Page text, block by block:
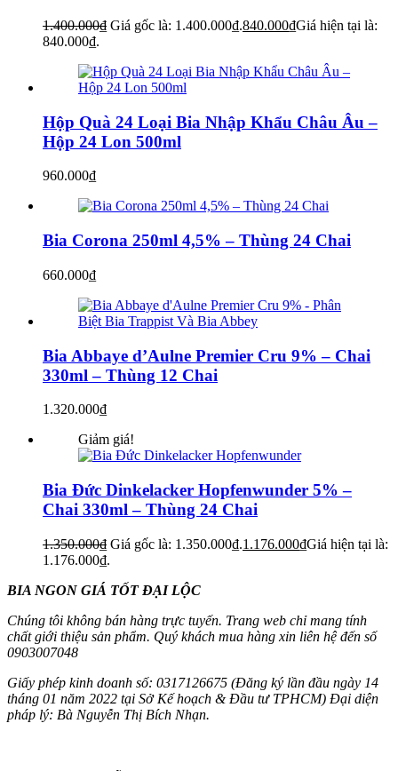
1.400.000₫ Giá gốc là: 1.400.000₫.840.000₫Giá hiện tại là:
840.000₫.
Hộp Quà 24 Loại Bia Nhập Khẩu Châu Âu –
Hộp 24 Lon 500ml
960.000₫
Bia Corona 250ml 4,5% – Thùng 24 Chai
660.000₫
Bia Abbaye d’Aulne Premier Cru 9% – Chai
330ml – Thùng 12 Chai
1.320.000₫
Giảm giá!
Bia Đức Dinkelacker Hopfenwunder 5% –
Chai 330ml – Thùng 24 Chai
1.350.000₫ Giá gốc là: 1.350.000₫.1.176.000₫Giá hiện tại là:
1.176.000₫.
BIA NGON GIÁ TỐT ĐẠI LỘC
Chúng tôi không bán hàng trực tuyến. Trang web chỉ mang tính
chất giới thiệu sản phẩm. Quý khách mua hàng xin liên hệ đến số
0903007048
Giấy phép kinh doanh số: 0317126675 (Đăng ký lần đầu ngày 14
tháng 01 năm 2022 tại Sở Kế hoạch & Đầu tư TPHCM) Đại diện
pháp lý: Bà Nguyễn Thị Bích Nhạn.